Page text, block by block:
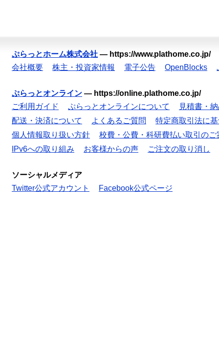
ぷらっとホーム株式会社 — https://www.plathome.co.jp/
会社概要
株主・投資家情報 電子公告 OpenBlocks
ぷらっとオンライン — https://online.plathome.co.jp/
ご利用ガイド
ぷらっとオンラインについて
見積書・
配送・決済について
よくあるご質問
特定商取引法に
個人情報取り扱い方針
校費・公費・科研費払い取引のご
IPv6への取り組み
お客様からの声 ご注文の取り消し
ソーシャルメディア
Twitter公式アカウント
Facebook公式ページ